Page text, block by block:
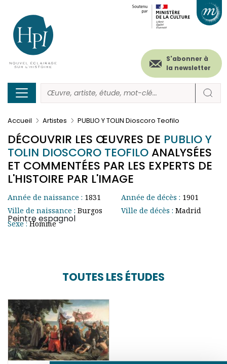
contenu
principal
Menu
secondaire
(header)
S'abonner à
la newsletter
Accueil Artistes PUBLIO Y TOLIN Dioscoro Teofilo
DÉCOUVRIR LES ŒUVRES DE PUBLIO Y
TOLIN DIOSCORO TEOFILO ANALYSÉES
ET COMMENTÉES PAR LES EXPERTS DE
L'HISTOIRE PAR L'IMAGE
Année de naissance : 1831
Ville de naissance : Burgos
Sexe :Homme
Année de décès : 1901
Ville de décès : Madrid
Peintre espagnol
TOUTES LES ÉTUDES